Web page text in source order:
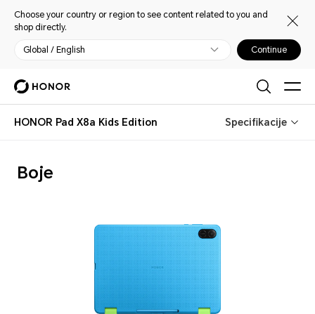
Choose your country or region to see content related to you and
shop directly.
Global / English Continue
HONOR Pad X8a Kids Edition Specifikacije